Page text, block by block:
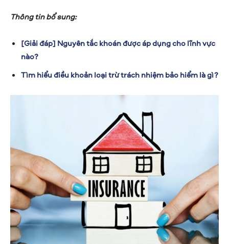
Thông tin bổ sung:
[Giải đáp] Nguyên tắc khoán được áp dụng cho lĩnh vực
nào?
Tìm hiểu điều khoản loại trừ trách nhiệm bảo hiểm là gì?